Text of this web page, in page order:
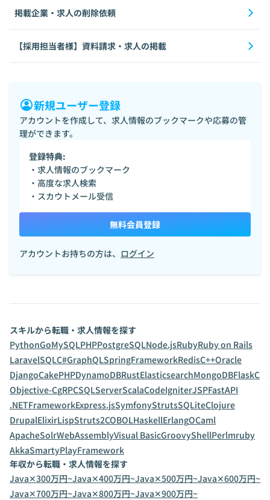
掲載企業・求人の削除依頼
【採用担当者様】資料請求・求人の掲載
新規ユーザー登録
アカウントを作成して、求人情報のブックマークや応募の管
理ができます。
登録特典:
・求人情報のブックマーク
・高度な求人検索
・スカウトメール受信
無料会員登録
アカウントお持ちの方は、 ログイン
スキルから転職・求人情報を探す
PythonGoMySQLPHPPostgreSQLNode.jsRubyRuby on Rails
LaravelSQLC#GraphQLSpringFrameworkRedisC++Oracle
DjangoCakePHPDynamoDBRustElasticsearchMongoDBFlaskC
Objective-CgRPCSQLServerScalaCodeIgniterJSPFastAPI
.NETFrameworkExpress.jsSymfonyStrutsSQLiteClojure
DrupalElixirLispStruts2COBOLHaskellErlangOCaml
ApacheSolrWebAssemblyVisual BasicGroovyShellPerlmruby
AkkaSmartyPlayFramework
年収から転職・求人情報を探す
Java✕300万円~Java✕400万円~Java✕500万円~Java✕600万円~
Java✕700万円~Java✕800万円~Java✕900万円~